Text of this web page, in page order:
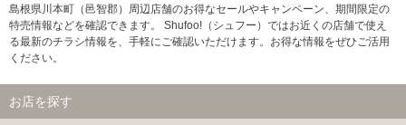
島根県川本町（邑智郡）周辺店舗のお得なセールやキャンペーン、期間限定の
特売情報などを確認できます。 Shufoo!（シュフー）ではお近くの店舗で使え
る最新のチラシ情報を、手軽にご確認いただけます。お得な情報をぜひご活用
ください。
お店を探す